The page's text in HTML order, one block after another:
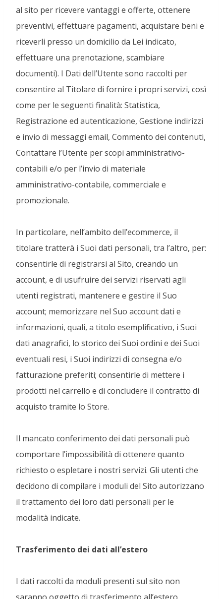
al sito per ricevere vantaggi e offerte, ottenere
preventivi, effettuare pagamenti, acquistare beni e
riceverli presso un domicilio da Lei indicato,
effettuare una prenotazione, scambiare
documenti). I Dati dell’Utente sono raccolti per
consentire al Titolare di fornire i propri servizi, così
come per le seguenti finalità: Statistica,
Registrazione ed autenticazione, Gestione indirizzi
e invio di messaggi email, Commento dei contenuti,
Contattare l’Utente per scopi amministrativo-
contabili e/o per l’invio di materiale
amministrativo-contabile, commerciale e
promozionale.
In particolare, nell’ambito dell’ecommerce, il
titolare tratterà i Suoi dati personali, tra l’altro, per:
consentirle di registrarsi al Sito, creando un
account, e di usufruire dei servizi riservati agli
utenti registrati, mantenere e gestire il Suo
account; memorizzare nel Suo account dati e
informazioni, quali, a titolo esemplificativo, i Suoi
dati anagrafici, lo storico dei Suoi ordini e dei Suoi
eventuali resi, i Suoi indirizzi di consegna e/o
fatturazione preferiti; consentirle di mettere i
prodotti nel carrello e di concludere il contratto di
acquisto tramite lo Store.
Il mancato conferimento dei dati personali può
comportare l’impossibilità di ottenere quanto
richiesto o espletare i nostri servizi. Gli utenti che
decidono di compilare i moduli del Sito autorizzano
il trattamento dei loro dati personali per le
modalità indicate.
Trasferimento dei dati all’estero
I dati raccolti da moduli presenti sul sito non